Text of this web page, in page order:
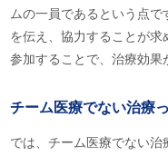
ムの一員であるという点
を伝え、協力することが
参加することで、治療効果
チーム医療でない治療
では、チーム医療でない治